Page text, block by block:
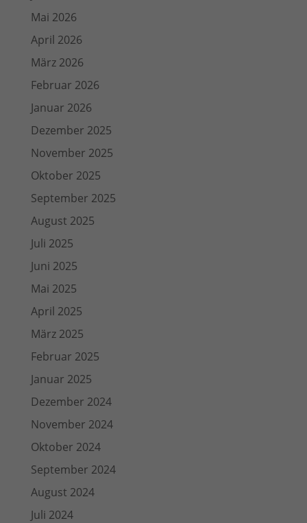
Mai 2026
April 2026
März 2026
Februar 2026
Januar 2026
Dezember 2025
November 2025
Oktober 2025
September 2025
August 2025
Juli 2025
Juni 2025
Mai 2025
April 2025
März 2025
Februar 2025
Januar 2025
Dezember 2024
November 2024
Oktober 2024
September 2024
August 2024
Juli 2024